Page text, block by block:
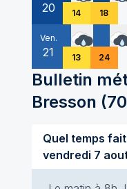
20 14 18
Ven.
21 13 24
Bulletin
Bresson (
Quel temps